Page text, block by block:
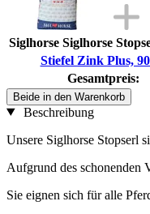
Siglhorse Siglhorse
Stiefel Zink Plus,
Gesamtpreis:
Beide in den Warenkorb
Beschreibung
Unsere Siglhorse Stopserl
Aufgrund des schonenden
Sie eignen sich für alle